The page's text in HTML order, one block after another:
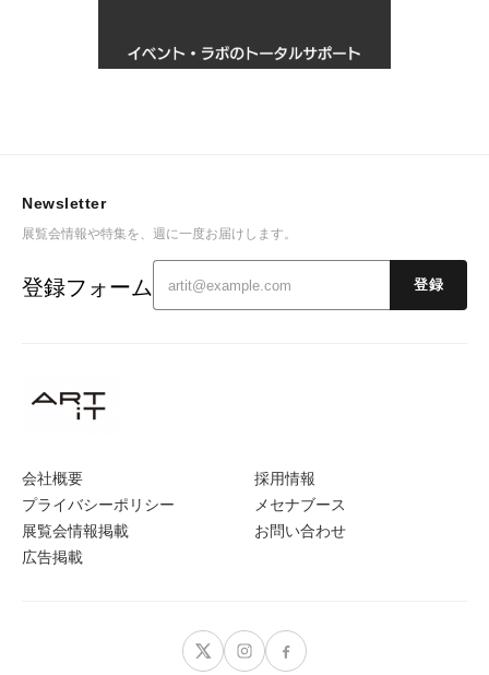
会社概要
プライバシーポリシー
展覧会情報掲載
広告掲載
採用情報
メセナブース
お問い合わせ
Newsletter
展覧会情報や特集を、週に一度お届けします。
登録フォーム 登録